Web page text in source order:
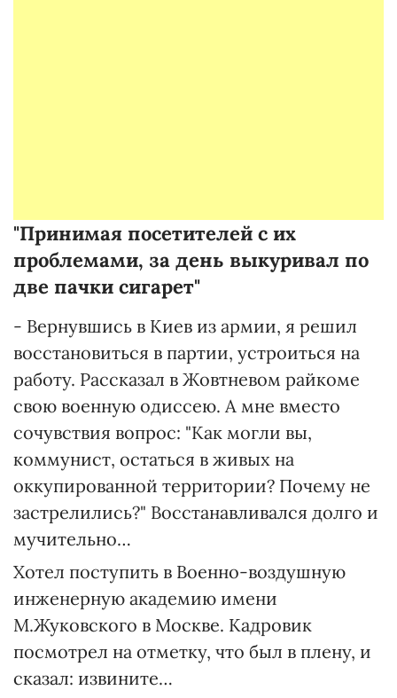
"Принимая посетителей с их
проблемами, за день выкуривал по
две пачки сигарет"
- Вернувшись в Киев из армии, я решил
восстановиться в партии, устроиться на
работу. Рассказал в Жовтневом райкоме
свою военную одиссею. А мне вместо
сочувствия вопрос: "Как могли вы,
коммунист, остаться в живых на
оккупированной территории? Почему не
застрелились?" Восстанавливался долго и
мучительно…
Хотел поступить в Военно-воздушную
инженерную академию имени
М.Жуковского в Москве. Кадровик
посмотрел на отметку, что был в плену, и
сказал: извините…